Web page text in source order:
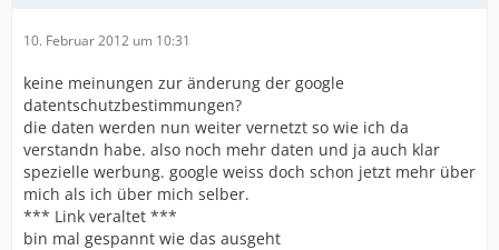
10. Februar 2012 um 10:31
keine meinungen zur änderung der google
datentschutzbestimmungen?
die daten werden nun weiter vernetzt so wie ich da
verstandn habe. also noch mehr daten und ja auch klar
spezielle werbung. google weiss doch schon jetzt mehr über
mich als ich über mich selber.
*** Link veraltet ***
bin mal gespannt wie das ausgeht